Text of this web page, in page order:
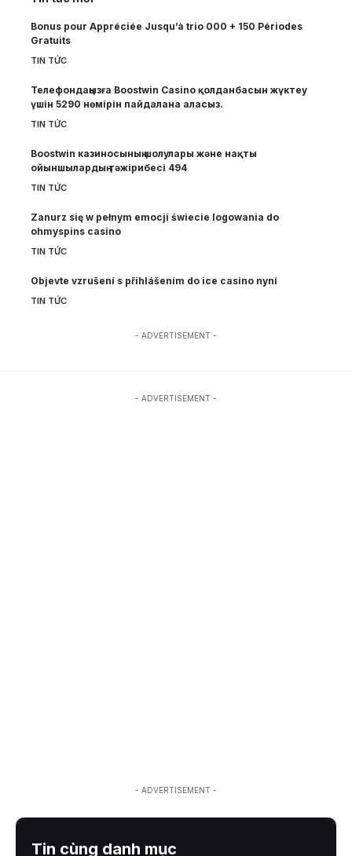
Bonus pour Appréciée Jusqu’à trio 000 + 150 Périodes
Gratuits
TIN TỨC
Телефондаңызға Boostwin Casino қолданбасын жүктеу
үшін 5290 нөмірін пайдалана аласыз.
TIN TỨC
Boostwin казиносының шолулары және нақты
ойыншылардың тәжірибесі 494
TIN TỨC
Zanurz się w pełnym emocji świecie logowania do
ohmyspins casino
TIN TỨC
Objevte vzrušení s přihlášením do ice casino nyní
TIN TỨC
- ADVERTISEMENT -
- ADVERTISEMENT -
- ADVERTISEMENT -
Tin cùng danh mục